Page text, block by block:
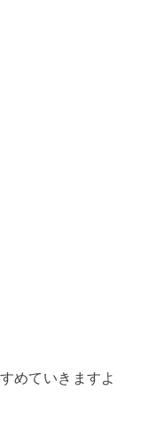
めていきますよ